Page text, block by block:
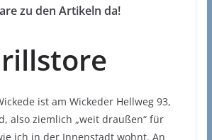
zu den Artikeln da!
ist am Wickeder Hellweg 93,
also ziemlich „weit draußen“ für
ich in der Innenstadt wohnt. An